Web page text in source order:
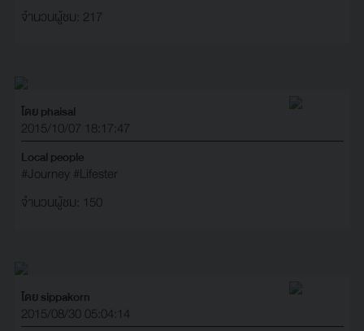
จำนวนผู้ชม: 217
โดย phaisal
2015/10/07 18:17:47
Local people
#Journey #Lifester
จำนวนผู้ชม: 150
โดย sippakorn
2015/08/30 05:04:14